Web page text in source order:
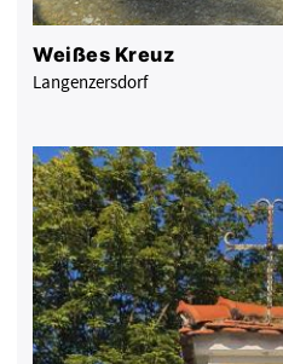
Weißes Kreuz
Langenzersdorf